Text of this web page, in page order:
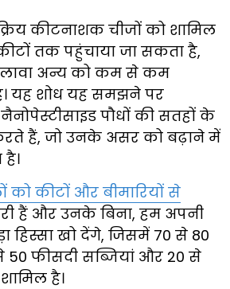
कीटनाशक चीजों को शामिल
तक पहुंचाया जा सकता है,
अन्य को कम से कम
यह शोध यह समझने पर
पौधों की सतहों के
हैं, जो उनके असर को बढ़ाने में
कीटों और बीमारियों से
हैं और उनके बिना, हम अपनी
खो देंगे, जिसमें 70 से 80
फीसदी सब्जियां और 20 से
है।